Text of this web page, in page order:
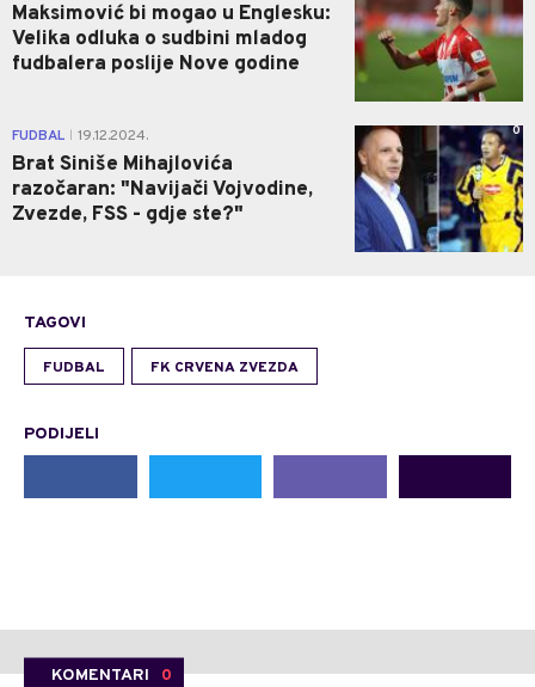
Maksimović bi mogao u Englesku:
Velika odluka o sudbini mladog
fudbalera poslije Nove godine
FUDBAL 19.12.2024.
Brat Siniše Mihajlovića
razočaran: "Navijači Vojvodine,
Zvezde, FSS - gdje ste?"
0
TAGOVI
FUDBAL FK CRVENA ZVEZDA
PODIJELI
KOMENTARI 0